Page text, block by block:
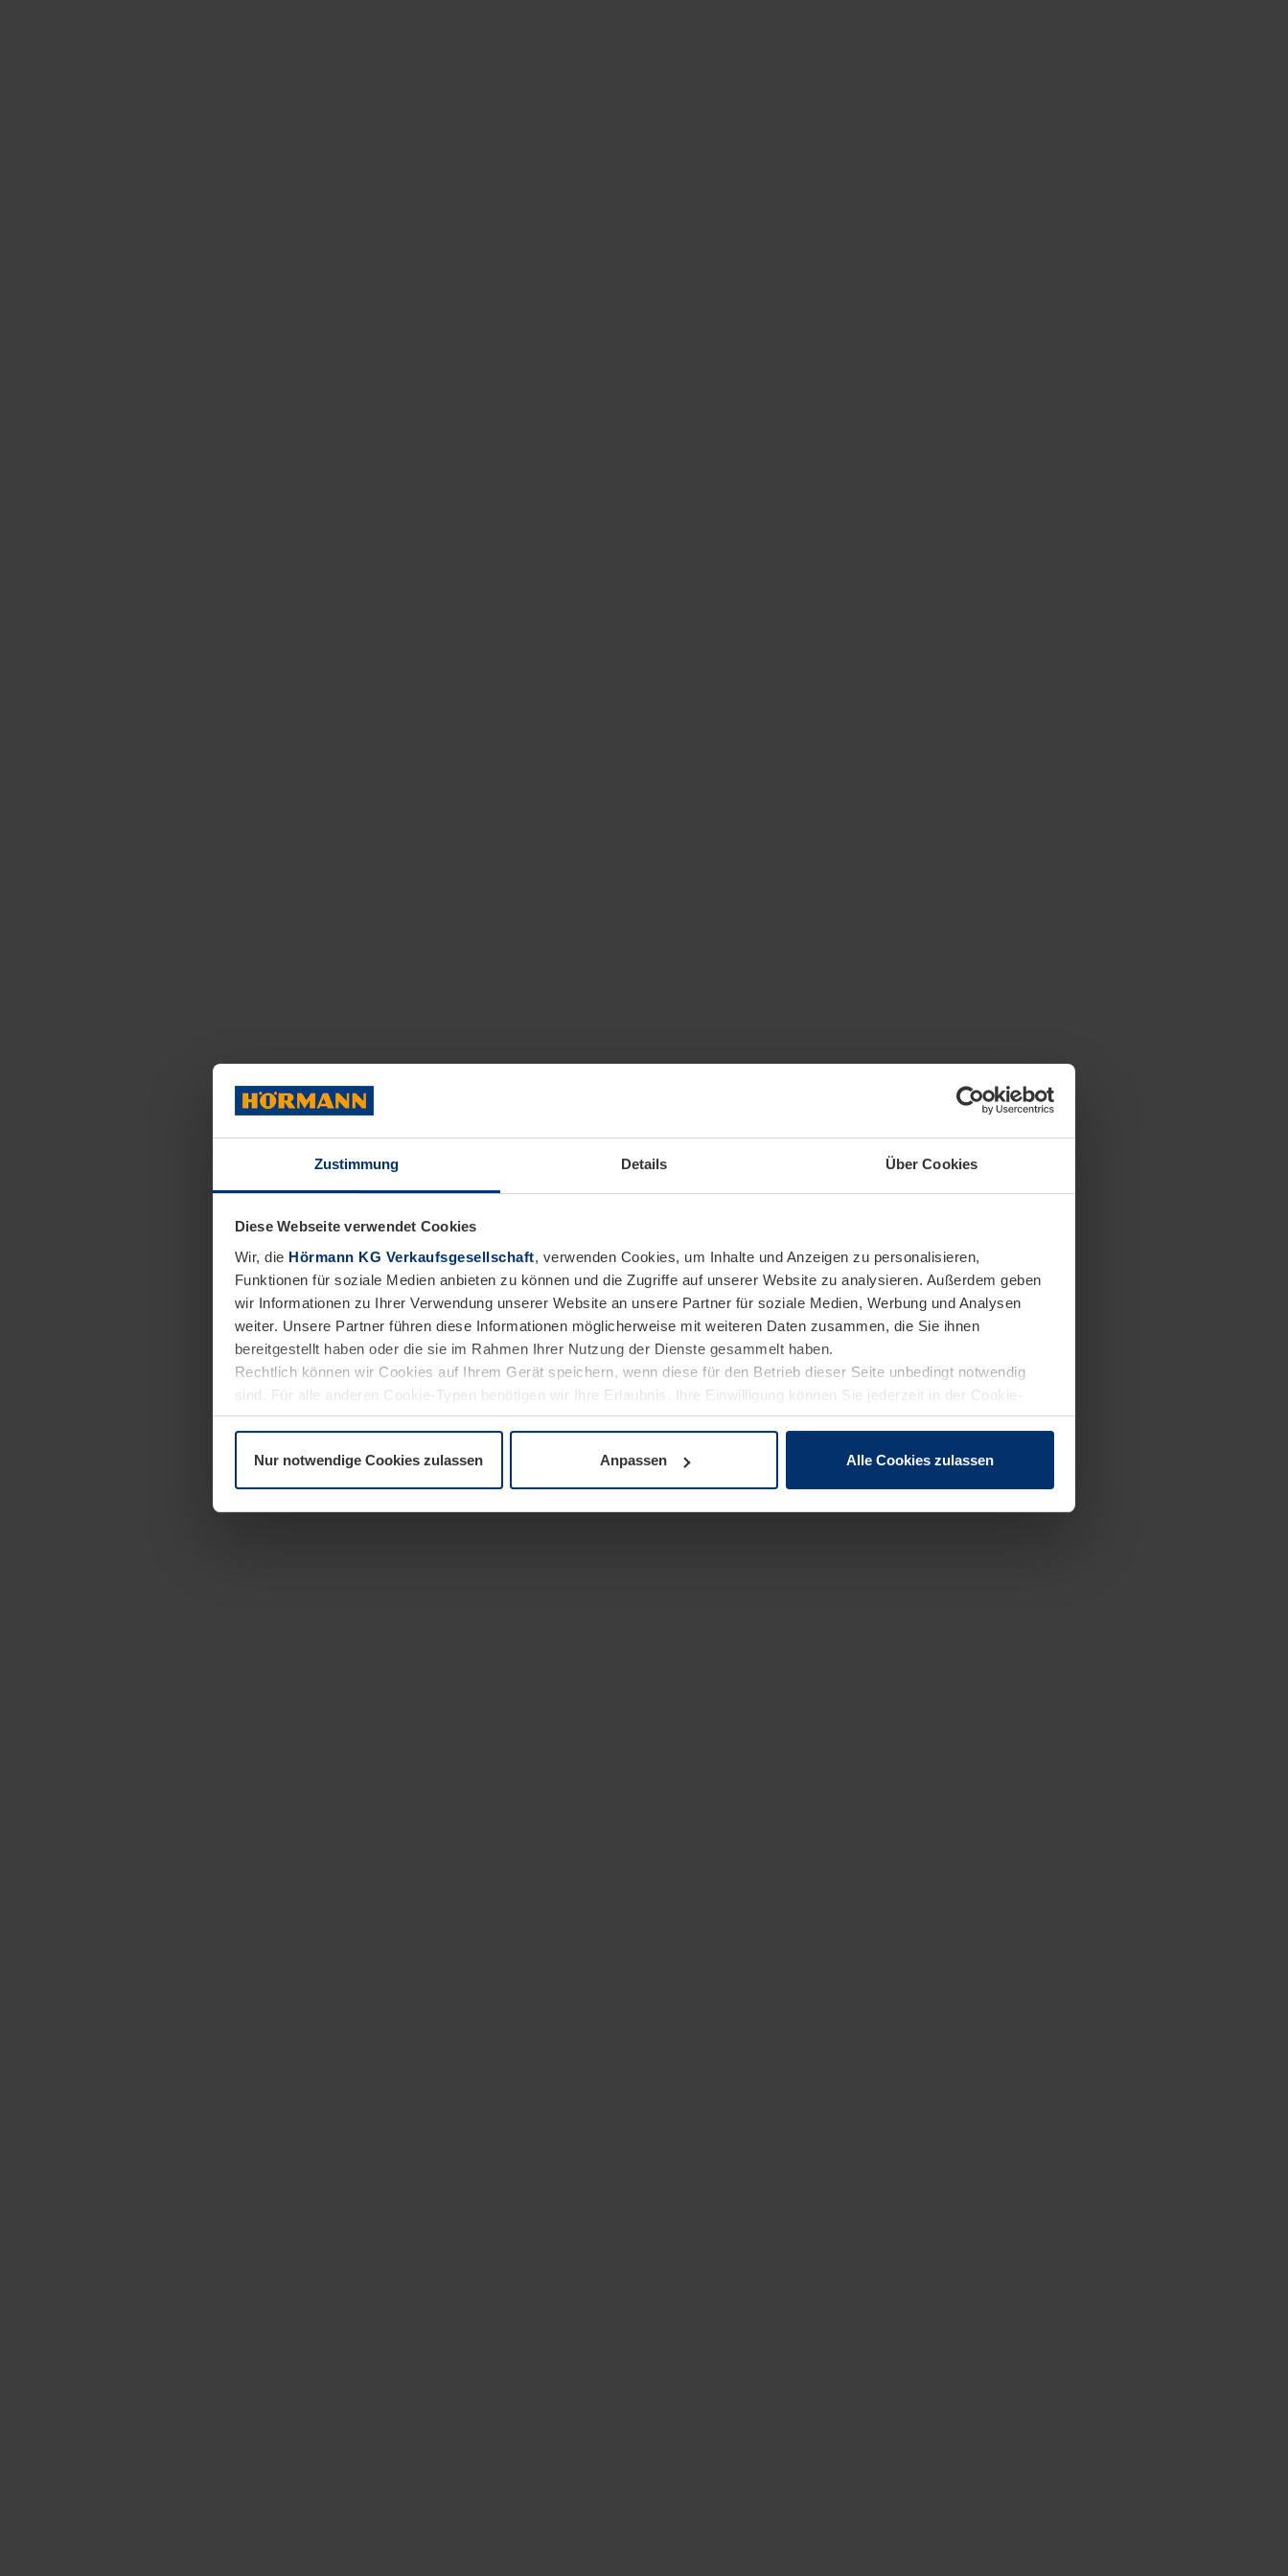
Zustimmung Details Über Cookies
Diese Webseite verwendet Cookies
Wir, die Hörmann KG Verkaufsgesellschaft, verwenden Cookies, um Inhalte und Anzeigen zu personalisieren,
Funktionen für soziale Medien anbieten zu können und die Zugriffe auf unserer Website zu analysieren. Außerdem geben
wir Informationen zu Ihrer Verwendung unserer Website an unsere Partner für soziale Medien, Werbung und Analysen
weiter. Unsere Partner führen diese Informationen möglicherweise mit weiteren Daten zusammen, die Sie ihnen
bereitgestellt haben oder die sie im Rahmen Ihrer Nutzung der Dienste gesammelt haben.
Rechtlich können wir Cookies auf Ihrem Gerät speichern, wenn diese für den Betrieb dieser Seite unbedingt notwendig
sind. Für alle anderen Cookie-Typen benötigen wir Ihre Erlaubnis. Ihre Einwilligung können Sie jederzeit in der Cookie-
Erläuterung auf der SeiteDatenschutzerklärungunserer Website ändern oder widerrufen.
Nur notwendige Cookies zulassen Anpassen Alle Cookies zulassen